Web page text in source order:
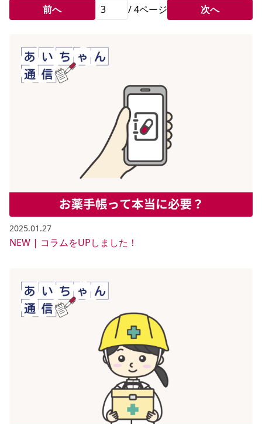
前へ /4ページ 次へ
2025.01.27
NEW | コラムをUPしました！